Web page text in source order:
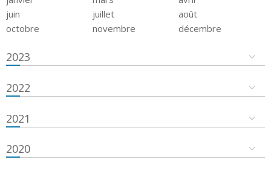
juin
juillet
août
octobre
novembre décembre
2023
2022
2021
2020